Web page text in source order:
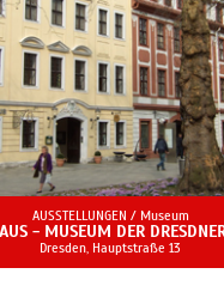
AUSSTELLUNGEN / Museum
- MUSEUM DER
Dresden, Hauptstraße 13